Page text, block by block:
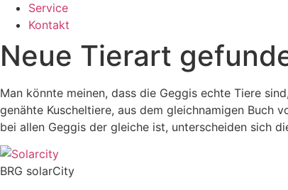
Service
Kontakt
Neue Tierart
Man könnte meinen, dass die Geggis echte Tiere
genähte Kuscheltiere, aus dem gleichnamigen Buch
bei allen Geggis der gleiche ist, unterscheiden sich
BRG solarCity